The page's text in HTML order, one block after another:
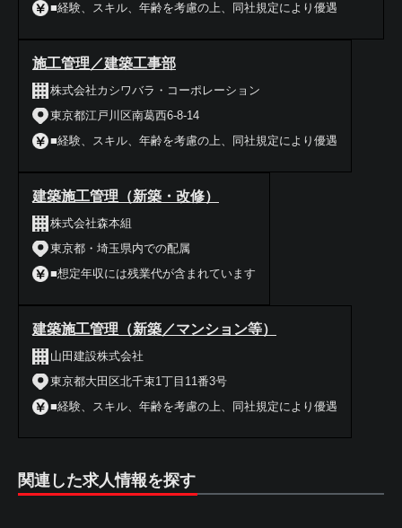
■経験、スキル、年齢を考慮の上、同社規定により優遇
施工管理／建築工事部
株式会社カシワバラ・コーポレーション
東京都江戸川区南葛西6-8-14
■経験、スキル、年齢を考慮の上、同社規定により優遇
建築施工管理（新築・改修）
株式会社森本組
東京都・埼玉県内での配属
■想定年収には残業代が含まれています
建築施工管理（新築／マンション等）
山田建設株式会社
東京都大田区北千束1丁目11番3号
■経験、スキル、年齢を考慮の上、同社規定により優遇
関連した求人情報を探す